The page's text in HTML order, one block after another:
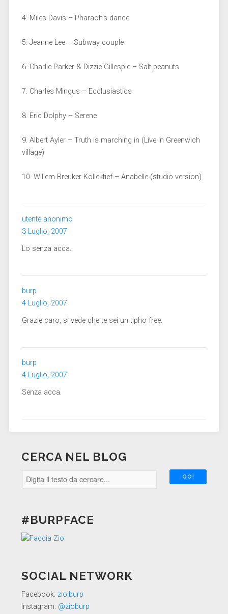
4. Miles Davis – Pharaoh’s dance
5. Jeanne Lee – Subway couple
6. Charlie Parker & Dizzie Gillespie – Salt peanuts
7. Charles Mingus – Ecclusiastics
8. Eric Dolphy – Serene
9. Albert Ayler – Truth is marching in (Live in Greenwich
village)
10. Willem Breuker Kollektief – Anabelle (studio version)
utente anonimo
3 Luglio, 2007
Lo senza acca.
burp
4 Luglio, 2007
Grazie caro, si vede che te sei un tipho free.
burp
4 Luglio, 2007
Senza acca.
CERCA NEL BLOG
#BURPFACE
SOCIAL NETWORK
Facebook: zio.burp
Instagram: @zioburp